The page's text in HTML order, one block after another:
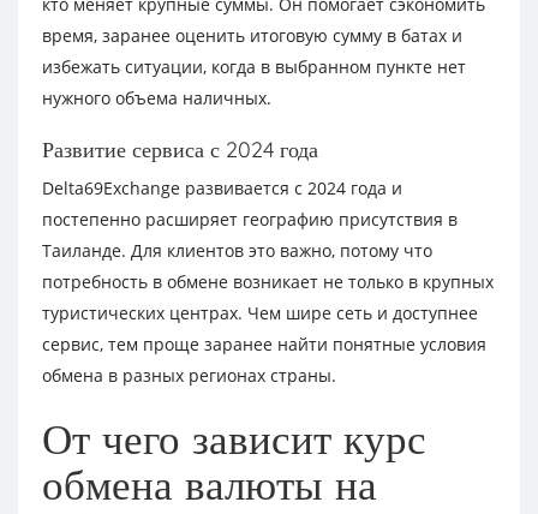
время, заранее оценить итоговую сумму в батах и
избежать ситуации, когда в выбранном пункте нет
нужного объема наличных.
Развитие сервиса с 2024 года
Delta69Exchange развивается с 2024 года и
постепенно расширяет географию присутствия в
Таиланде. Для клиентов это важно, потому что
потребность в обмене возникает не только в крупных
туристических центрах. Чем шире сеть и доступнее
сервис, тем проще заранее найти понятные условия
обмена в разных регионах страны.
От чего зависит курс
обмена валюты на